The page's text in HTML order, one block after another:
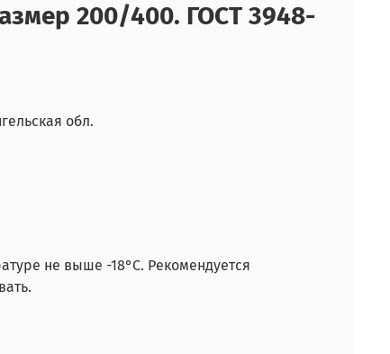
200/400. ГОСТ 3948-
обл.
не выше -18°С. Рекомендуется